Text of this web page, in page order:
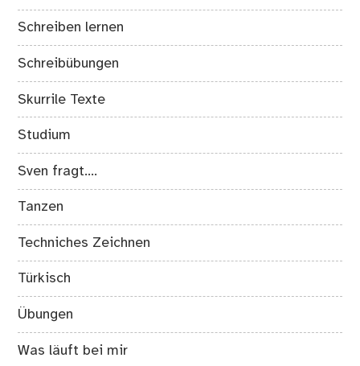
Schreiben lernen
Schreibübungen
Skurrile Texte
Studium
Sven fragt….
Tanzen
Techniches Zeichnen
Türkisch
Übungen
Was läuft bei mir